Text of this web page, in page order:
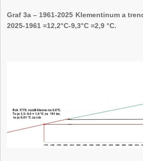
Graf 3a – 1961-2025 Klementinum a
2025-1961 =12,2°C-9,3°C =2,9 °C.